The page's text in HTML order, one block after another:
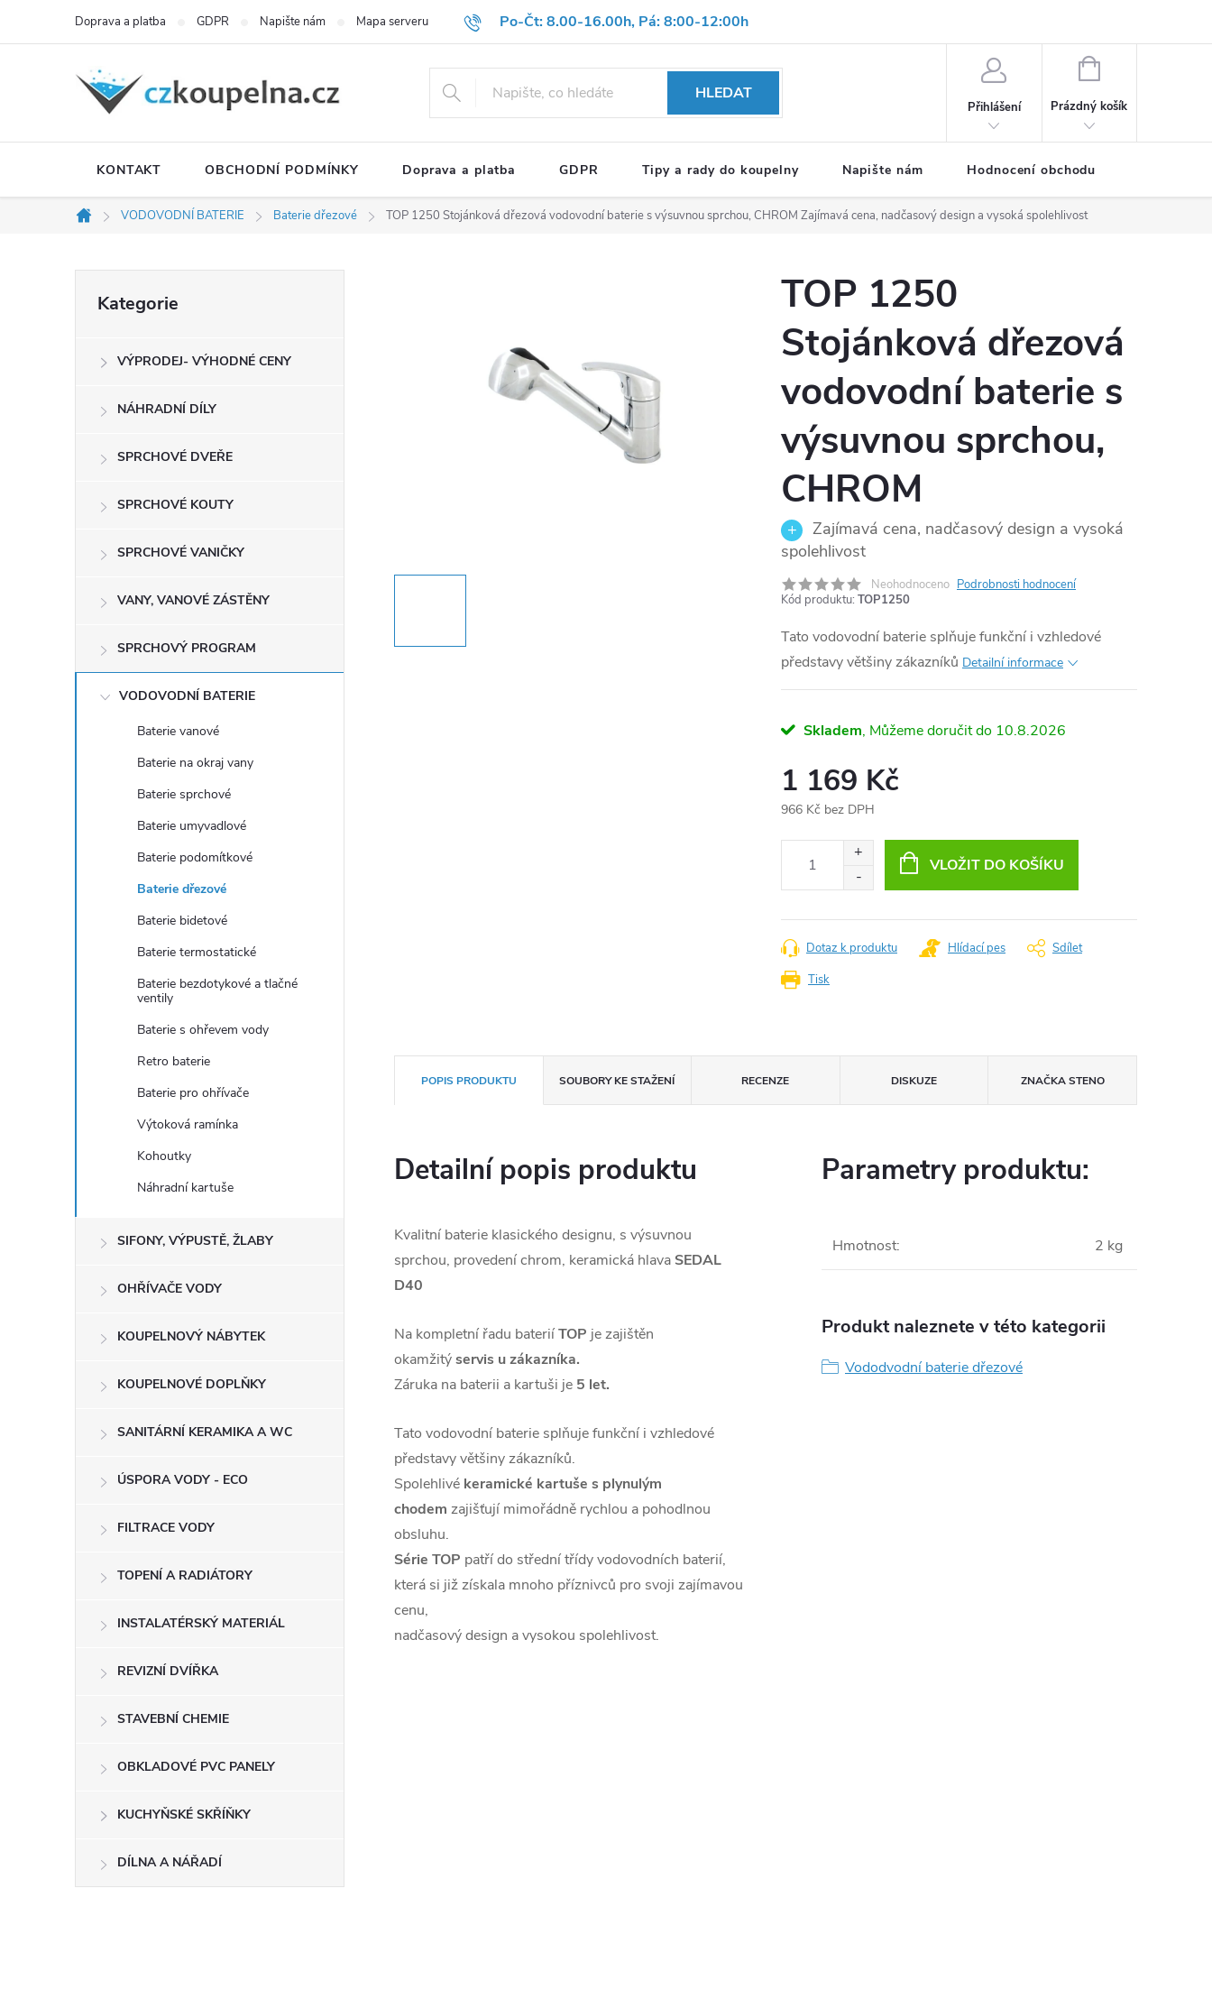
Po-Čt: 8.00-16.00h, Pá: 8:00-12:00h
Doprava a platba GDPR Napište nám Mapa serveru Hodnocení obchodu Reklamační formulář OBCHODNÍ PODMÍNKY
HLEDAT
Přihlášení
NÁKUPNÍ
Prázdný košík
KONTAKT OBCHODNÍ PODMÍNKY Doprava a platba GDPR Tipy a rady do koupelny Napište nám Hodnocení obchodu
Domů
VODOVODNÍ BATERIE Baterie dřezové TOP 1250 Stojánková dřezová vodovodní baterie s výsuvnou sprchou, CHROM Zajímavá cena, nadčasový design a vysoká spolehlivost
kategorie
Kategorie
VÝPRODEJ- VÝHODNÉ CENY
NÁHRADNÍ DÍLY
SPRCHOVÉ DVEŘE
SPRCHOVÉ KOUTY
SPRCHOVÉ VANIČKY
VANY, VANOVÉ ZÁSTĚNY
SPRCHOVÝ PROGRAM
VODOVODNÍ BATERIE
Baterie vanové
Baterie na okraj vany
Baterie sprchové
Baterie umyvadlové
Baterie podomítkové
Baterie dřezové
Baterie bidetové
Baterie termostatické
Baterie bezdotykové a tlačné
ventily
Baterie s ohřevem vody
Retro baterie
Baterie pro ohřívače
Výtoková ramínka
Kohoutky
Náhradní kartuše
SIFONY, VÝPUSTĚ, ŽLABY
OHŘÍVAČE VODY
KOUPELNOVÝ NÁBYTEK
KOUPELNOVÉ DOPLŇKY
SANITÁRNÍ KERAMIKA A WC
ÚSPORA VODY - ECO
FILTRACE VODY
TOPENÍ A RADIÁTORY
INSTALATÉRSKÝ MATERIÁL
REVIZNÍ DVÍŘKA
STAVEBNÍ CHEMIE
OBKLADOVÉ PVC PANELY
KUCHYŇSKÉ SKŘÍŇKY
DÍLNA A NÁŘADÍ
TOP 1250
Stojánková dřezová
vodovodní baterie s
výsuvnou sprchou,
CHROM
Zajímavá cena, nadčasový design a vysoká
spolehlivost
Neohodnoceno Podrobnosti hodnocení
Kód produktu: TOP1250
Tato vodovodní baterie splňuje funkční i vzhledové
představy většiny zákazníků Detailní informace
Skladem 10.8.2026
1 169 Kč
966 Kč bez DPH
VLOŽIT DO KOŠÍKU
Tisk
Dotaz k produktu Hlídací pes Sdílet
POPIS PRODUKTU SOUBORY KE STAŽENÍ RECENZE DISKUZE ZNAČKASTENO
Detailní popis produktu
Kvalitní baterie klasického designu, s výsuvnou
sprchou, provedení chrom, keramická hlava SEDAL
D40
Na kompletní řadu bateriíTOP je zajištěn
okamžitýservis u zákazníka.
Záruka na baterii a kartuši je 5 let.
Tato vodovodní baterie splňuje funkční i vzhledové
představy většiny zákazníků.
Spolehlivé keramické kartuše s plynulým
chodem zajišťují mimořádně rychlou a pohodlnou
obsluhu.
Série TOP patří do střední třídy vodovodních baterií,
která si již získala mnoho příznivců pro svoji zajímavou
cenu,
nadčasový design a vysokou spolehlivost.
Parametry produktu:
Hmotnost: 2 kg
Produkt naleznete v této kategorii
Vododvodní baterie dřezové